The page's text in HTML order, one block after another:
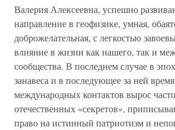
Валерия Алексеевна, успешно
направление в геофизике, умная,
доброжелательная, с легкостью
влияние в жизни как нашего, так и
сообщества. В последнем случае в
занавеса и в последующее за ней
международных контактов вырос
отечественных «секретов»,
право на истинный патриотизм и